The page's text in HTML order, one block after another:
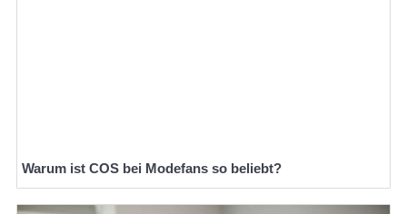
Warum ist COS bei Modefans so beliebt?